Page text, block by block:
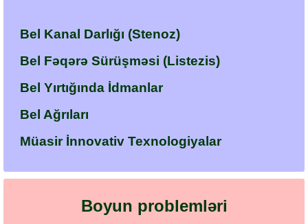
Bel Kanal Darlığı (Stenoz)
Bel Fəqərə Sürüşməsi (Listezis)
Bel Yırtığında İdmanlar
Bel Ağrıları
Müasir İnnovativ Texnologiyalar
Boyun problemləri